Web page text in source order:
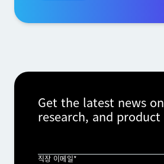
Get the latest news
research, and product
직장 이메일*